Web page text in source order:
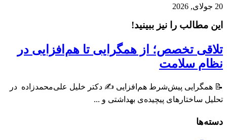
20 جولای, 2026
این مطالب را نیز ببینید!
تلاقی تخصص؛ از همگرایی تا هم‌افزایی در
نظام سلامت
📝 همگرایی پیش‌شرط هم‌افزایی ✍️ دکتر خلیل علی‌محمدزاده ‌ در
تحلیل ساختارهای پیچیده‌ی بهداشتی و ...
دسته‌ها